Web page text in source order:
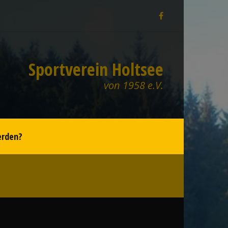
Sportverein Holtsee
von 1958 e.V.